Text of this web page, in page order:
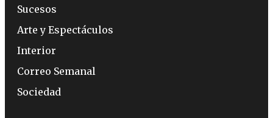
Sucesos
Arte y Espectáculos
Interior
Correo Semanal
Sociedad